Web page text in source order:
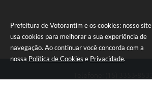
Prefeitura de Votorantim e os cookies: nosso site
usa cookies para melhorar a sua experiência de
navegação. Ao continuar você concorda com a
nossa Política de Cookies e Privacidade.